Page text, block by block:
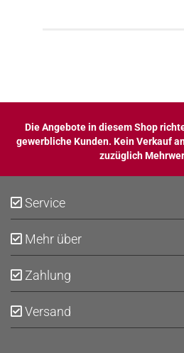
Die Angebote in diesem Shop
gewerbliche Kunden. Kein Verkauf
zuzüglich
Service
Mehr über
Zahlung
Versand